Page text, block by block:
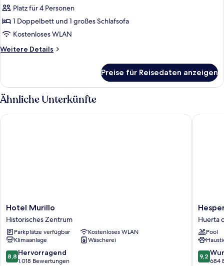
Familienzimmer
anzeigen
Platz für 4 Personen
1 Doppelbett und 1 großes Schlafsofa
Kostenloses WLAN
Weitere Details
Weitere
Preise für Reisedaten anzeigen
Ähnliche Unterkünfte
Hotel
Murillo
Historisches
Zentrum
Hotel Murillo
Historisches Zentrum
Parkplätze verfügbar
Kostenloses WLAN
Klimaanlage
Wäscherei
8.8
von
8,8 Hervorragend
1.018 Bewertungen
Hotel Murillo
Sevilla
Huerta
del
Pilar
Huerta
Pool
9.2
von
9,2
684